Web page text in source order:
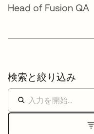
Head of Fusion QA
検索と絞り込み